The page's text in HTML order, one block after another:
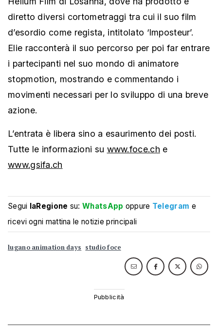
diretto diversi cortometraggi tra cui il suo film
d’esordio come regista, intitolato ‘Imposteur’.
Elie racconterà il suo percorso per poi far entrare
i partecipanti nel suo mondo di animatore
stopmotion, mostrando e commentando i
movimenti necessari per lo sviluppo di una breve
azione.
L’entrata è libera sino a esaurimento dei posti.
Tutte le informazioni su www.foce.ch e
www.gsifa.ch
Segui laRegione su:WhatsApp oppure Telegram e
ricevi ogni mattina le notizie principali
lugano animation days studio foce